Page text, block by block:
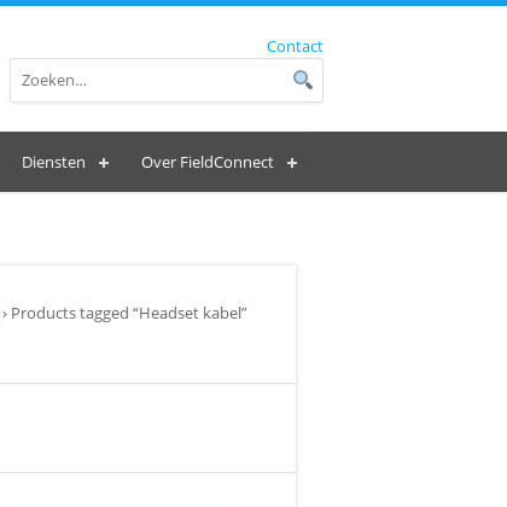
Contact
Diensten Over FieldConnect
› Products tagged “Headset kabel”